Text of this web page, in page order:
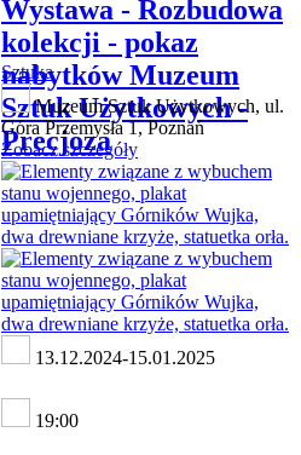
Wystawa - Rozbudowa
kolekcji - pokaz
nabytków Muzeum
Sztuk Użytkowych -
Precjoza
Sztuka
Muzeum Sztuk Użytkowych, ul.
Góra Przemysła 1, Poznań
Zobacz szczegóły
13.12.2024-15.01.2025
19:00